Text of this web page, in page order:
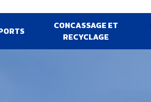
CONCASSAGE ET
RECYCLAGE